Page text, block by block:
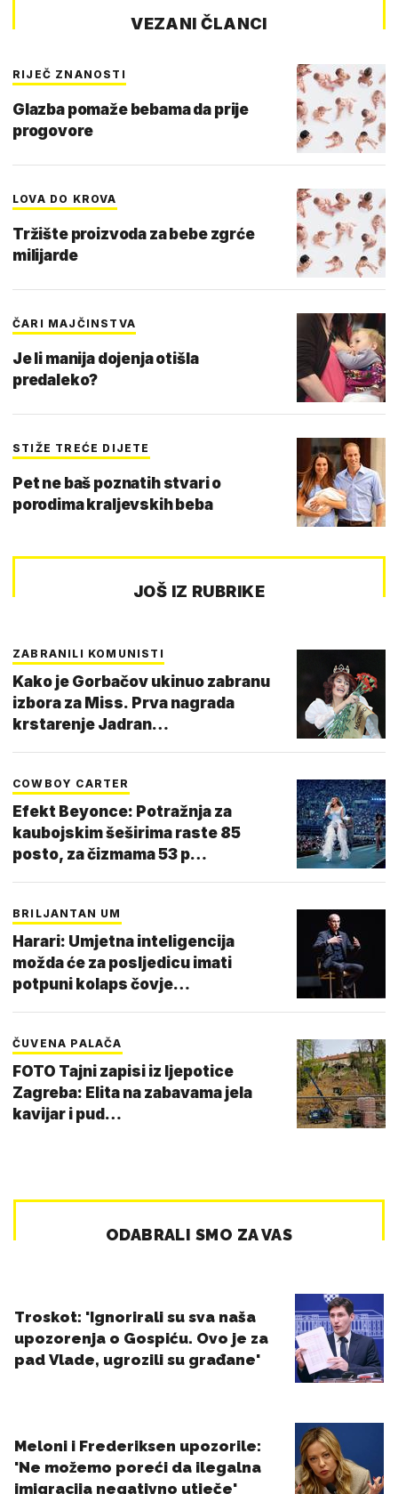
VEZANI ČLANCI
RIJEČ ZNANOSTI
Glazba pomaže bebama da prije
progovore
LOVA DO KROVA
Tržište proizvoda za bebe zgrće
milijarde
ČARI MAJČINSTVA
Je li manija dojenja otišla
predaleko?
STIŽE TREĆE DIJETE
Pet ne baš poznatih stvari o
porodima kraljevskih beba
JOŠ IZ RUBRIKE
ZABRANILI KOMUNISTI
Kako je Gorbačov ukinuo zabranu
izbora za Miss. Prva nagrada
krstarenje Jadran…
COWBOY CARTER
Efekt Beyonce: Potražnja za
kaubojskim šeširima raste 85
posto, za čizmama 53 p…
BRILJANTAN UM
Harari: Umjetna inteligencija
možda će za posljedicu imati
potpuni kolaps čovje…
ČUVENA PALAČA
FOTO Tajni zapisi iz ljepotice
Zagreba: Elita na zabavama jela
kavijar i pud…